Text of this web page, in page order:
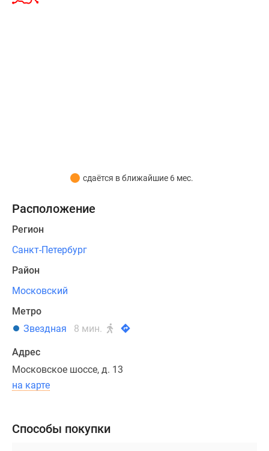
компанией
первом
разместятся
номера
для
посетителей.
Лоты
будут
покупателям
с
чистовой
дополнительную
сдаётся в ближайшие 6 мес.
Расположение
Регион
Санкт-Петербург
Район
Московский
Метро
Звездная
8 мин.
Адрес
Московское шоссе, д. 13
на карте
Способы покупки